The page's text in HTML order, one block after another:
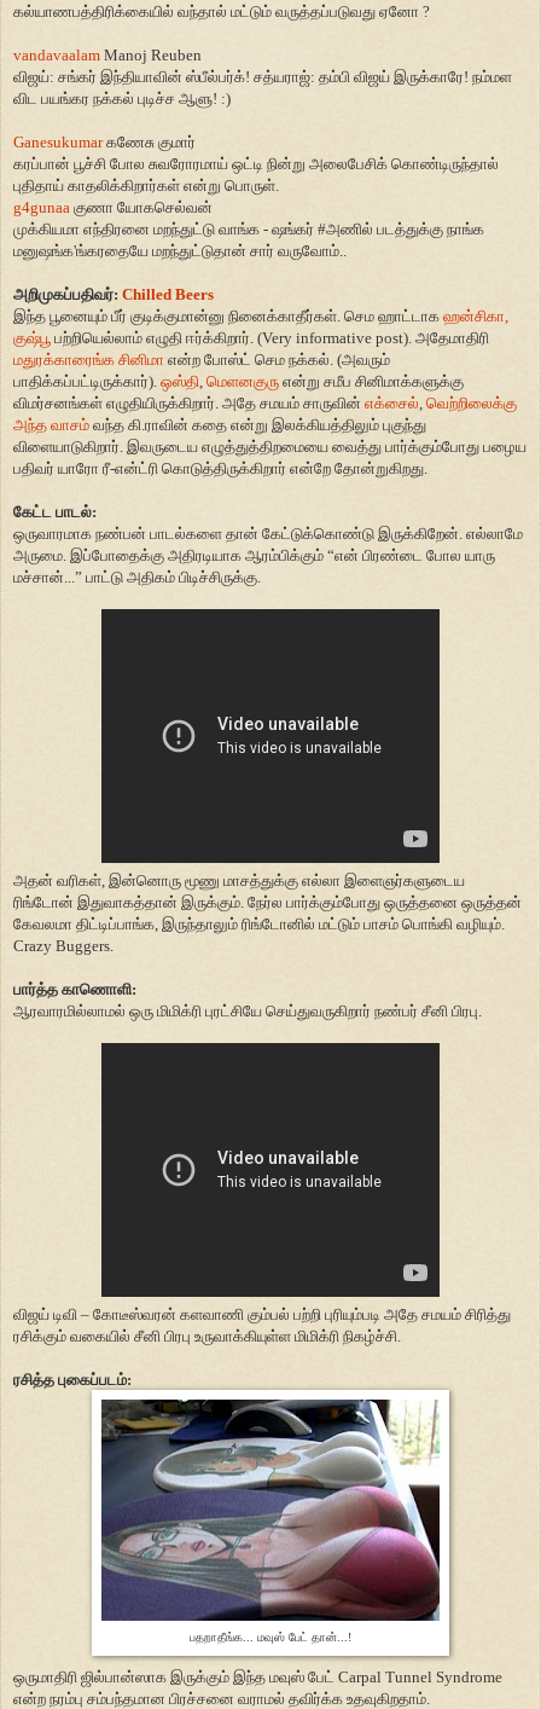
கல்யாணபத்திரிக்கையில் வந்தால் மட்டும் வருத்தப்படுவது ஏனோ ?
vandavaalam Manoj Reuben
விஜய்: சங்கர் இந்தியாவின் ஸ்பீல்பர்க்! சத்யராஜ்: தம்பி விஜய் இருக்காரே! நம்மள
விட பயங்கர நக்கல் புடிச்ச ஆளு! :)
Ganesukumar கணேசு குமார்
கரப்பான் பூச்சி போல சுவரோரமாய் ஒட்டி நின்று அலைபேசிக் கொண்டிருந்தால்
புதிதாய் காதலிக்கிறார்கள் என்று பொருள்.
g4gunaa குணா யோகசெல்வன்
முக்கியமா எந்திரனை மறந்துட்டு வாங்க - ஷங்கர் #அணில் படத்துக்கு நாங்க
மனுஷங்க'ங்கரதையே மறந்துட்டுதான் சார் வருவோம்..
அறிமுகப்பதிவர்: Chilled Beers
இந்த பூனையும் பீர் குடிக்குமான்னு நினைக்காதீர்கள். செம ஹாட்டாக ஹன்சிகா,
குஷ்பூ பற்றியெல்லாம் எழுதி ஈர்க்கிறார். (Very informative post). அதேமாதிரி
மதுரக்காரைங்க சினிமா என்ற போஸ்ட் செம நக்கல். (அவரும்
பாதிக்கப்பட்டிருக்கார்). ஒஸ்தி மெளனகுரு என்று சமீப சினிமாக்களுக்கு
விமர்சனங்கள் எழுதியிருக்கிறார். அதே சமயம் சாருவின் எக்சைல் வெற்றிலைக்கு
அந்த வாசம் வந்த கி.ராவின் கதை என்று இலக்கியத்திலும் புகுந்து
விளையாடுகிறார். இவருடைய எழுத்துத்திறமையை வைத்து பார்க்கும்போது பழைய
பதிவர் யாரோ ரீ-என்ட்ரி கொடுத்திருக்கிறார் என்றே தோன்றுகிறது.
கேட்ட பாடல்:
ஒருவாரமாக நண்பன் பாடல்களை தான் கேட்டுக்கொண்டு இருக்கிறேன். எல்லாமே
அருமை. இப்போதைக்கு அதிரடியாக ஆரம்பிக்கும் “என் பிரண்டை போல யாரு
மச்சான்...” பாட்டு அதிகம் பிடிச்சிருக்கு.
அதன் வரிகள், இன்னொரு மூணு மாசத்துக்கு எல்லா இளைஞர்களுடைய
ரிங்டோன் இதுவாகத்தான் இருக்கும். நேர்ல பார்க்கும்போது ஒருத்தனை ஒருத்தன்
கேவலமா திட்டிப்பாங்க, இருந்தாலும் ரிங்டோனில் மட்டும் பாசம் பொங்கி வழியும்.
Crazy Buggers.
பார்த்த காணொளி:
ஆரவாரமில்லாமல் ஒரு மிமிக்ரி புரட்சியே செய்துவருகிறார் நண்பர் சீனி பிரபு.
விஜய் டிவி – கோடீஸ்வரன் களவாணி கும்பல் பற்றி புரியும்படி அதே சமயம் சிரித்து
ரசிக்கும் வகையில் சீனி பிரபு உருவாக்கியுள்ள மிமிக்ரி நிகழ்ச்சி.
ரசித்த புகைப்படம்:
பதறாதீங்க... மவுஸ் பேட் தான்...!
ஒருமாதிரி ஜில்பான்ஸாக இருக்கும் இந்த மவுஸ் பேட் Carpal Tunnel Syndrome
என்ற நரம்பு சம்பந்தமான பிரச்சனை வராமல் தவிர்க்க உதவுகிறதாம்.